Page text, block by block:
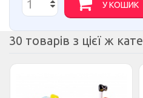
У КОШИК
30 товарів з цієї ж